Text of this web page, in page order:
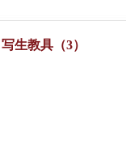
写生教具（3）